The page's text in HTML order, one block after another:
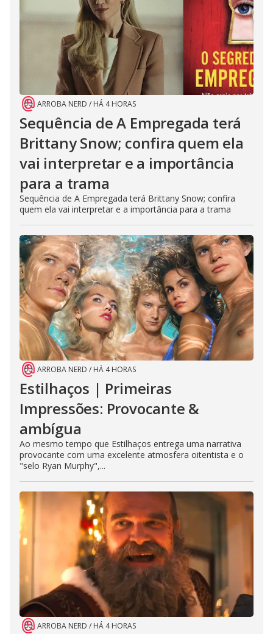
ARROBA NERD / HÁ 4 HORAS
Sequência de A Empregada terá
Brittany Snow; confira quem ela
vai interpretar e a importância
para a trama
Sequência de A Empregada terá Brittany Snow; confira
quem ela vai interpretar e a importância para a trama
ARROBA NERD / HÁ 4 HORAS
Estilhaços | Primeiras
Impressões: Provocante &
ambígua
Ao mesmo tempo que Estilhaços entrega uma narrativa
provocante com uma excelente atmosfera oitentista e o
"selo Ryan Murphy",...
ARROBA NERD / HÁ 4 HORAS